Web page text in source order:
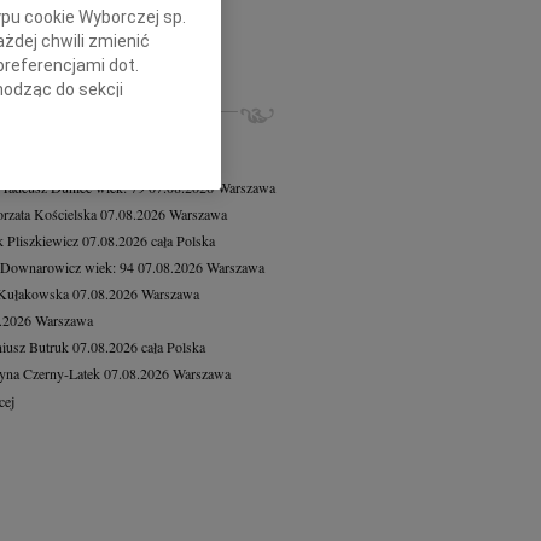
Piotrowicz 07.08.2026Warszawa
żalem zawiadamiamy, że 1...
NEKROLOGI, KONDOLENCJE
Duniecwiek: 7907.08.2026Warszawa
Kościelska07.08.2026Warszawa
Pliszkiewicz07.08.2026cała Polska
wiek: 9407.08.2026Warszawa
07.08.2026Warszawa
Warszawa
Butruk 07.08.2026cała Polska
Czerny-Latek 07.08.2026Warszawa
cookie Wyborczej sp.
chwili zmienić
dot.
do sekcji
przeglądarki.
identyfikacji.
pomiar reklam i